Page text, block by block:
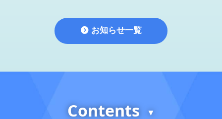
お知らせ一覧
Contents ▼